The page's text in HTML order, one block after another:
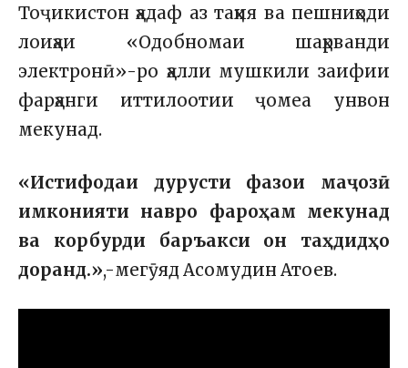
Тоҷикистон ҳадаф аз таҳия ва пешниҳоди
лоиҳаи «Одобномаи шаҳрванди
электронӣ»-ро ҳалли мушкили заифии
фарҳанги иттилоотии ҷомеа унвон
мекунад.
«Истифодаи дурусти фазои маҷозӣ
имконияти навро фароҳам мекунад
ва корбурди баръакси он таҳдидҳо
доранд.»,-мегӯяд Асомудин Атоев.